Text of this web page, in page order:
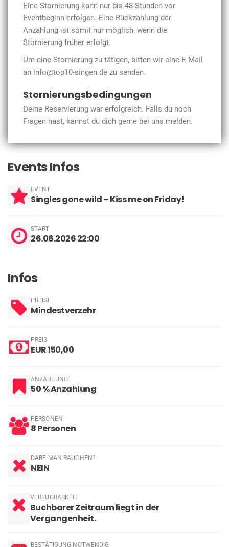
Eine Stornierung kann nur bis 48 Stunden vor
Eventbeginn erfolgen. Eine Rückzahlung der
Anzahlung ist somit nur möglich, wenn die
Stornierung früher erfolgt.
Um eine Stornierung zu tätigen, bitten wir eine E-Mail
an info@top10-singen.de zu senden.
Stornierungsbedingungen
Deine Reservierung war erfolgreich. Falls du noch
Fragen hast, kannst du dich gerne bei uns melden.
Events Infos
EVENT
Singles gone wild – Kiss me on Friday!
START
26.06.2026 22:00
Infos
PREISE
Mindestverzehr
PREIS
EUR 150,00
ANZAHLUNG
50 % Anzahlung
PERSONEN
8 Personen
DARF MAN RAUCHEN?
NEIN
VERFÜGBARKEIT
Buchbarer Zeitraum liegt in der
Vergangenheit.
BESTÄTIGUNG NOTWENDIG